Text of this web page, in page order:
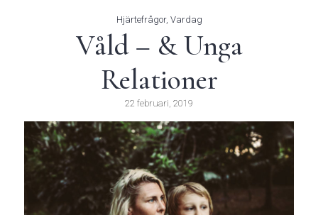
Hjärtefrågor, Vardag
Våld – & Unga
Relationer
22 februari, 2019